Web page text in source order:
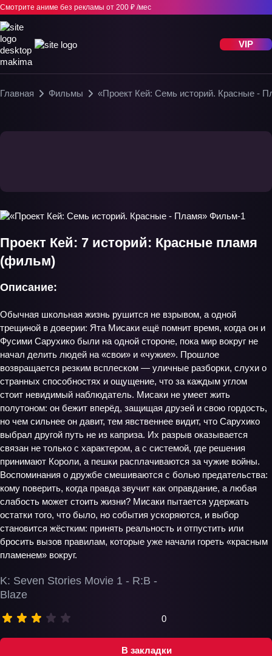
Смотрите аниме без рекламы от 200 ₽ /мес
VIP
Главная Фильмы «Проект Кей: Семь историй. Красные -
В закладки
Проект Кей: 7 историй: Красные пламя
(фильм)
K: Seven Stories Movie 1 - R:B -
Blaze
0
Описание:
Обычная школьная жизнь рушится не взрывом, а одной
трещиной в доверии: Ята Мисаки ещё помнит время, когда он и
Фусими Сарухико были на одной стороне, пока мир вокруг не
начал делить людей на «свои» и «чужие». Прошлое
возвращается резким всплеском — уличные разборки, слухи о
странных способностях и ощущение, что за каждым углом
стоит невидимый наблюдатель. Мисаки не умеет жить
полутоном: он бежит вперёд, защищая друзей и свою гордость,
но чем сильнее он давит, тем явственнее видит, что Сарухико
выбрал другой путь не из каприза. Их разрыв оказывается
связан не только с характером, а с системой, где решения
принимают Короли, а пешки расплачиваются за чужие войны.
Воспоминания о дружбе смешиваются с болью предательства:
кому поверить, когда правда звучит как оправдание, а любая
слабость может стоить жизни? Мисаки пытается удержать
остатки того, что было, но события ускоряются, и выбор
становится жёстким: принять реальность и отпустить или
бросить вызов правилам, которые уже начали гореть «красным
пламенем» вокруг.